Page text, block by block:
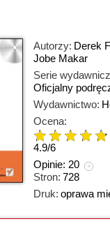
Autorzy: Derek
Jobe Makar
Serie
Oficjalny
Wydawnictwo:
Ocena:
4.9/6
Opinie: 20
Stron: 728
Druk: oprawa